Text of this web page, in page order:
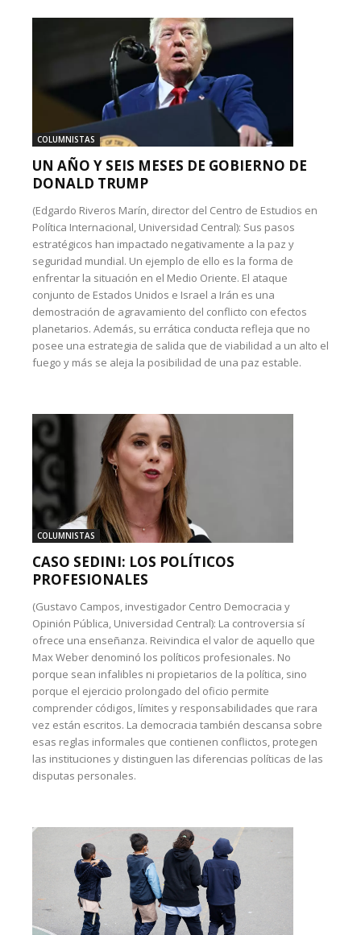
COLUMNISTAS
UN AÑO Y SEIS MESES DE GOBIERNO DE
DONALD TRUMP
(Edgardo Riveros Marín, director del Centro de Estudios en
Política Internacional, Universidad Central): Sus pasos
estratégicos han impactado negativamente a la paz y
seguridad mundial. Un ejemplo de ello es la forma de
enfrentar la situación en el Medio Oriente. El ataque
conjunto de Estados Unidos e Israel a Irán es una
demostración de agravamiento del conflicto con efectos
planetarios. Además, su errática conducta refleja que no
posee una estrategia de salida que de viabilidad a un alto el
fuego y más se aleja la posibilidad de una paz estable.
COLUMNISTAS
CASO SEDINI: LOS POLÍTICOS
PROFESIONALES
(Gustavo Campos, investigador Centro Democracia y
Opinión Pública, Universidad Central): La controversia sí
ofrece una enseñanza. Reivindica el valor de aquello que
Max Weber denominó los políticos profesionales. No
porque sean infalibles ni propietarios de la política, sino
porque el ejercicio prolongado del oficio permite
comprender códigos, límites y responsabilidades que rara
vez están escritos. La democracia también descansa sobre
esas reglas informales que contienen conflictos, protegen
las instituciones y distinguen las diferencias políticas de las
disputas personales.